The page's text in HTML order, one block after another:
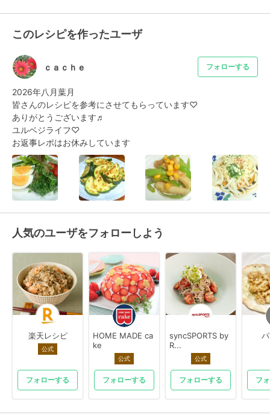
このレシピを作ったユーザ
ｃａｃｈｅ フォローする
2026年八月葉月
皆さんのレシピを参考にさせてもらっています♡
ありがとうございます♬
ユルベジライフ♡
お返事レポはお休みしています
人気のユーザをフォローしよう
楽天レシピ
公式
フォローする
HOME MADE ca
ke
公式
フォローする
syncSPORTS by
R...
公式
フォローする フ